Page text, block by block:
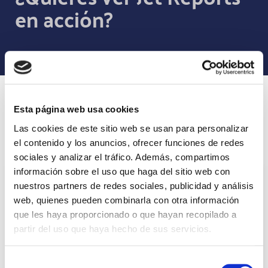
Esta página web usa cookies
Las cookies de este sitio web se usan para personalizar
el contenido y los anuncios, ofrecer funciones de redes
sociales y analizar el tráfico. Además, compartimos
información sobre el uso que haga del sitio web con
nuestros partners de redes sociales, publicidad y análisis
web, quienes pueden combinarla con otra información
que les haya proporcionado o que hayan recopilado a
partir del uso que haya hecho de sus servicios.
en acción?
Beneficios
Qué puede hacer Jet Reports por ti
Sin código
No precisa de código por lo que usuarios sin
especialización técnica pueden crear informes
ad hoc y consultas sin necesidad de tener